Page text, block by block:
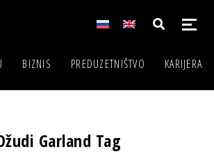
BIZNIS PREDUZETNIŠTVO KARIJERA
Garland Tag